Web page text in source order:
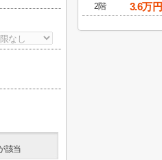
2階
3.6万円
該当